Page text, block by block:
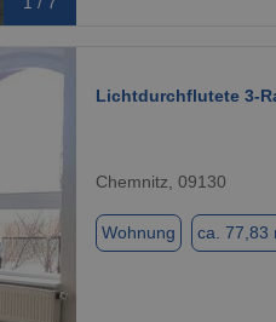
Lichtdurchflutete 3-
Chemnitz, 09130
Wohnung ca. 77,83